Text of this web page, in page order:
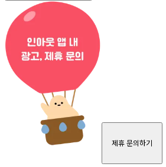
제휴 문의하기